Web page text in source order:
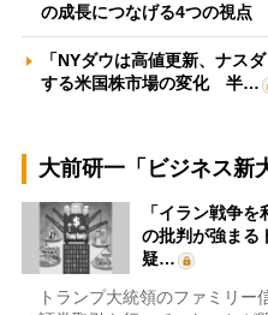
の成長につなげる4つの視
「NYダウは高値更新、ナス
する米国株市場の変化 半…
大前研一「ビジネス新
「イラン戦争
の批判が強まる
疑…
トランプ大統領のファミリー